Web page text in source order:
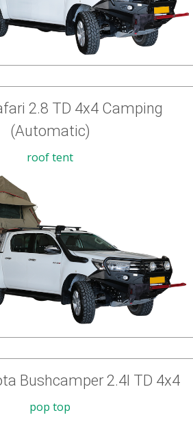
2.8 TD 4x4 Camping
(Automatic)
roof tent
Bushcamper 2.4l TD 4x4
pop top